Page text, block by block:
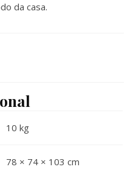
da casa.
10 kg
78 × 74 × 103 cm